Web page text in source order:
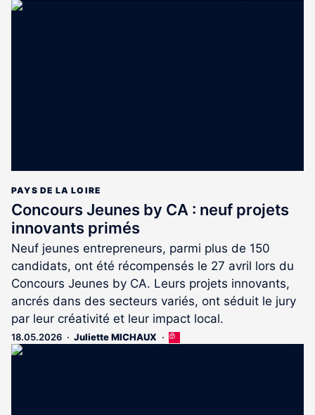
PAYS DE LA LOIRE
Concours Jeunes by CA : neuf projets
innovants primés
Neuf jeunes entrepreneurs, parmi plus de 150
candidats, ont été récompensés le 27 avril lors du
Concours Jeunes by CA. Leurs projets innovants,
ancrés dans des secteurs variés, ont séduit le jury
par leur créativité et leur impact local.
18.05.2026 Juliette MICHAUX
Cet